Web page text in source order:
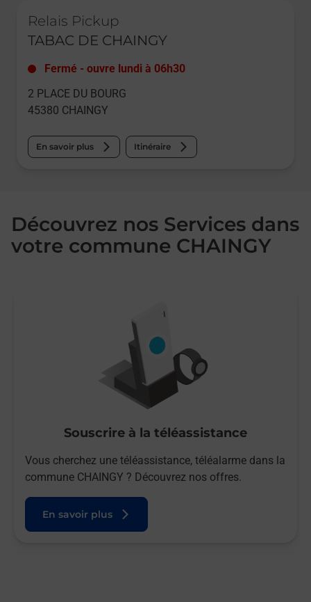
Relais Pickup
TABAC DE CHAINGY
Fermé - ouvre lundi à 06h30
2 PLACE DU BOURG
45380 CHAINGY
En savoir plus Itinéraire
Découvrez nos Services dans
votre commune CHAINGY
Souscrire à la téléassistance
Vous cherchez une téléassistance, téléalarme dans la
commune CHAINGY ? Découvrez nos offres.
En savoir plus